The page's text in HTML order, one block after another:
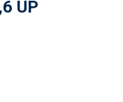
UP